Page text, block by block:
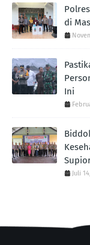
di
Ini
Juli